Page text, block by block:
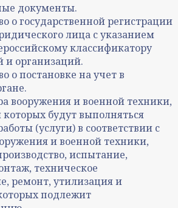
документы.
о государственной регистрации
лица с указанием
классификатору
и организаций.
о постановке на учет в
вооружения и военной техники,
будут выполняться
(услуги) в соответствии с
и военной техники,
испытание,
техническое
ремонт, утилизация и
подлежит